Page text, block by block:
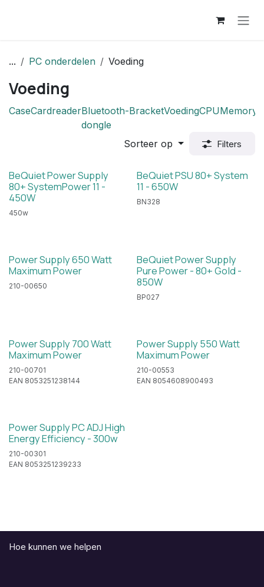
... PC onderdelen Voeding
Voeding
CaseCardreaderBluetooth-
dongle
BracketVoedingCPUMemory
Sorteer op Filters
BeQuiet Power Supply
80+ SystemPower 11 -
450W
450w
BeQuiet PSU 80+ System
11 - 650W
BN328
Power Supply 650 Watt
Maximum Power
210-00650
BeQuiet Power Supply
Pure Power - 80+ Gold -
850W
BP027
Power Supply 700 Watt
Maximum Power
210-00701
EAN 8053251238144
Power Supply 550 Watt
Maximum Power
210-00553
EAN 8054608900493
Power Supply PC ADJ High
Energy Efficiency - 300w
210-00301
EAN 8053251239233
Hoe kunnen we helpen